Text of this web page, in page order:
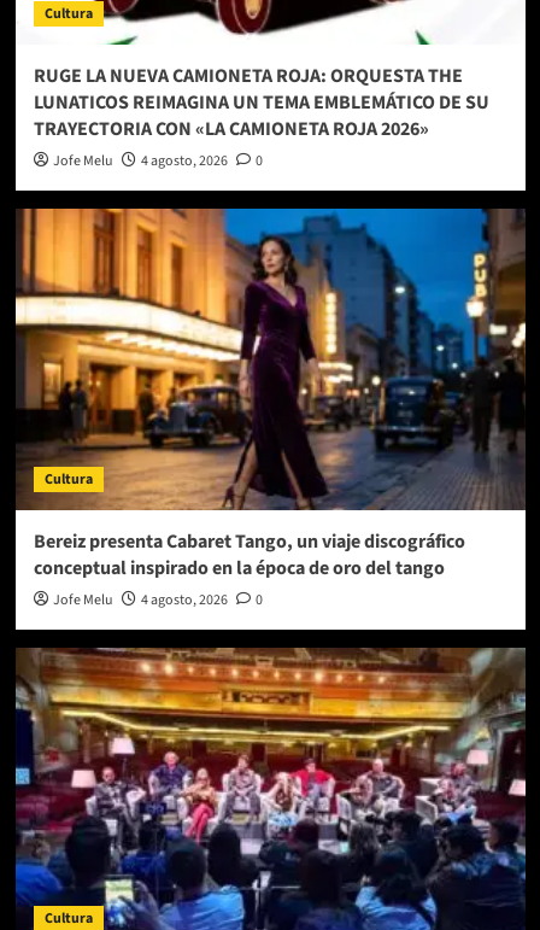
Cultura
RUGE LA NUEVA CAMIONETA ROJA: ORQUESTA THE
LUNATICOS REIMAGINA UN TEMA EMBLEMÁTICO DE SU
TRAYECTORIA CON «LA CAMIONETA ROJA 2026»
Jofe Melu 4 agosto, 2026 0
Cultura
Bereiz presenta Cabaret Tango, un viaje discográfico
conceptual inspirado en la época de oro del tango
Jofe Melu 4 agosto, 2026 0
Cultura